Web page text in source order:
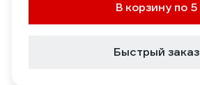
В корзину по 5
Быстрый заказ